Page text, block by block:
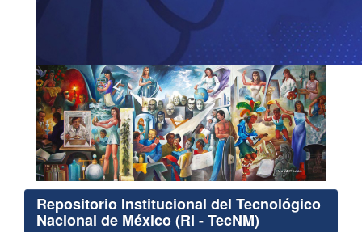
Repositorio Institucional del Tecnológico
Nacional de México (RI - TecNM)